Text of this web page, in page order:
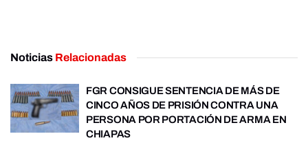
Noticias Relacionadas
FGR CONSIGUE SENTENCIA DE MÁS DE
CINCO AÑOS DE PRISIÓN CONTRA UNA
PERSONA POR PORTACIÓN DE ARMA EN
CHIAPAS